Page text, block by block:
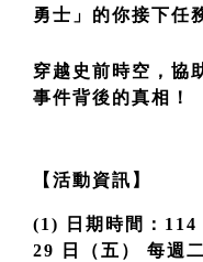
勇士」的你接下任
穿越史前時空，協
事件背後的真相！
【活動資訊】
(1) 日期時間：114
29 日（五） 每週